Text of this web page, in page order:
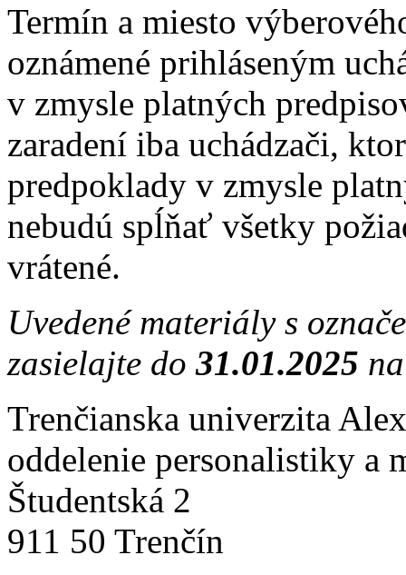
Termín a miesto
oznámené prihláseným
v zmysle platných
zaradení iba uchádzači,
predpoklady v zmysle
nebudú spĺňať všetky
vrátené.
Uvedené materiály s
zasielajte do31.01.2025
Trenčianska univerzita
oddelenie personalistiky a
Študentská 2
911 50 Trenčín